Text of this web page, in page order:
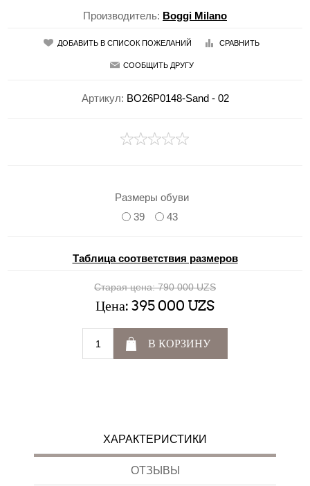
Производитель: Boggi Milano
ДОБАВИТЬ В СПИСОК ПОЖЕЛАНИЙ СРАВНИТЬ
СООБЩИТЬ ДРУГУ
Артикул: BO26P0148-Sand - 02
Размеры обуви
39
43
Таблица соответствия размеров
Старая цена: 790 000 UZS
Цена: 395 000 UZS
В КОРЗИНУ
ХАРАКТЕРИСТИКИ
ОТЗЫВЫ